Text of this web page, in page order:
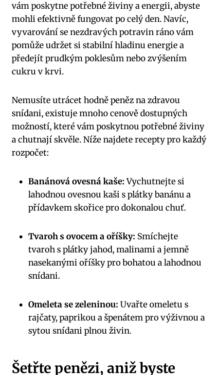
vám poskytne potřebné živiny a energii, abyste
mohli efektivně fungovat po celý den. Navíc,
vyvarování se nezdravých potravin ráno vám
pomůže udržet si stabilní hladinu energie a
předejít prudkým poklesům nebo zvýšením
cukru v krvi.
Nemusíte utrácet hodně peněz na zdravou
snídani, existuje mnoho cenově dostupných
možností, které vám poskytnou potřebné živiny
a chutnají skvěle. Níže najdete recepty pro každý
rozpočet:
Banánová ovesná kaše:Vychutnejte si
lahodnou ovesnou kaši s plátky banánu a
přídavkem skořice pro dokonalou chuť.
Tvaroh s ovocem a oříšky: Smíchejte
tvaroh s plátky jahod, malinami a jemně
nasekanými oříšky pro bohatou a lahodnou
snídani.
Omeleta se zeleninou: Uvařte omeletu s
rajčaty, paprikou a špenátem pro výživnou a
sytou snídani plnou živin.
Šetřte penězi, aniž byste